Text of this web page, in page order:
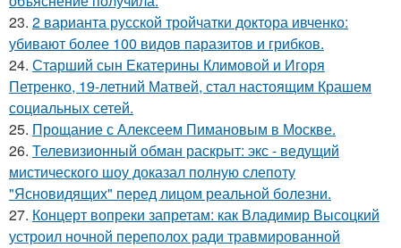
23. 2 варианта русской тройчатки доктора ивченко:
убивают более 100 видов паразитов и грибков.
24. Старший сын Екатерины Климовой и Игоря
Петренко, 19-летний Матвей, стал настоящим Крашем
социальных сетей.
25. Прощание с Алексеем Пимановым в Москве.
26. Телевизионный обман раскрыт: экс - ведущий
мистического шоу доказал полную слепоту
"Ясновидящих" перед лицом реальной болезни.
27. Концерт вопреки запретам: как Владимир Высоцкий
устроил ночной переполох ради травмированной